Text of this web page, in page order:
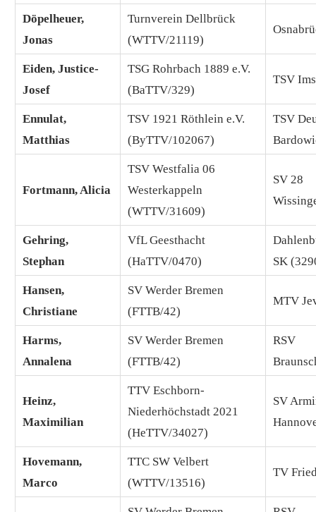
Döpelheuer,
Jonas
Turnverein Dellbrück
(WTTV/21119)
Eiden, Justice-
Josef
TSG Rohrbach 1889 e.V.
(BaTTV/329)
TSV
Ennulat,
Matthias
TSV 1921 Röthlein e.V.
(ByTTV/102067)
TSV
Fortmann, Alicia
TSV Westfalia 06
Westerkappeln
(WTTV/31609)
SV 28
Gehring,
Stephan
VfL Geesthacht
(HaTTV/0470)
SK
Hansen,
Christiane
SV Werder Bremen
(FTTB/42)
MTV
Harms,
Annalena
SV Werder Bremen
(FTTB/42)
RSV
Heinz,
Maximilian
TTV Eschborn-
Niederhöchstadt 2021
(HeTTV/34027)
SV
Hovemann,
Marco
TTC SW Velbert
(WTTV/13516)
TV